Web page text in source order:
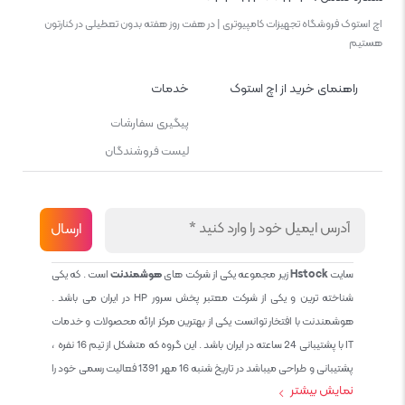
اچ استوک فروشگاه تجهیزات کامپیوتری | در هفت روز هفته بدون تعطیلی در کنارتون
هستیم
راهنمای خرید از اچ استوک خدمات
پیگیری سفارشات
لیست فروشندگان
سایتHstockزیر مجموعه یکی از شرکت هایهوشمندنتاست . که یکی
شناخته ترین و یکی از شرکت معتبر پخش سرور HP در ایران می باشد .
هوشمندنت با افتخار توانست یکی از بهترین مرکز ارائه محصولات و خدمات
IT با پشتیبانی 24 ساعته در ایران باشد . این گروه که متشکل از تیم 16 نفره ،
پشتیبانی و طراحی میباشد در تاریخ شنبه 16 مهر 1391 فعالیت رسمی خود را
نمایش بیشتر